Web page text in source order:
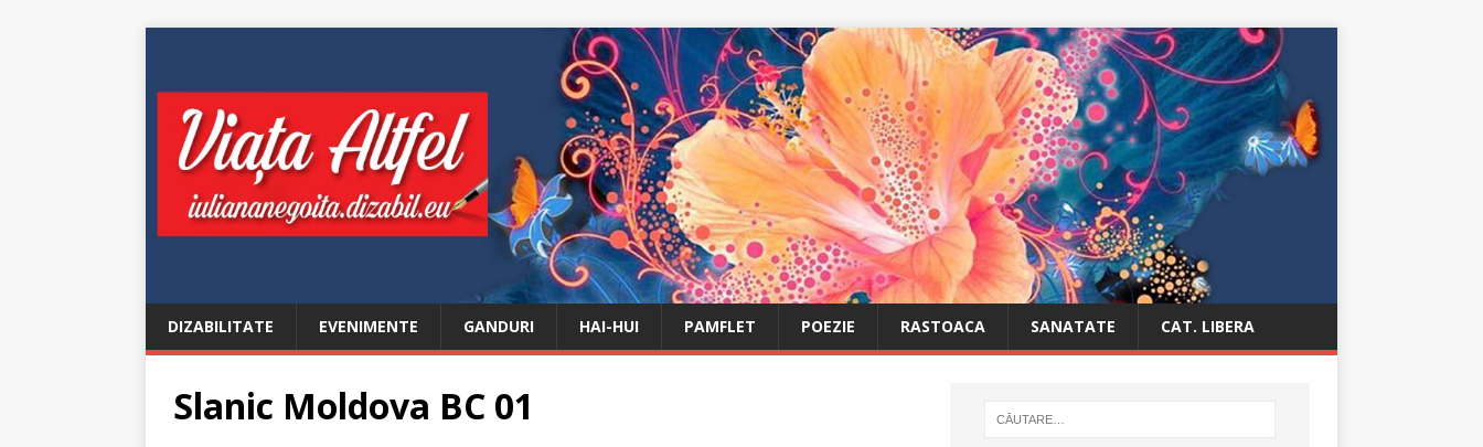
DIZABILITATE EVENIMENTE GANDURI HAI-HUI PAMFLET POEZIE RASTOACA SANATATE CAT. LIBERA
Slanic Moldova BC 01